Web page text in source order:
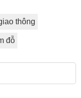
thông
đỗ